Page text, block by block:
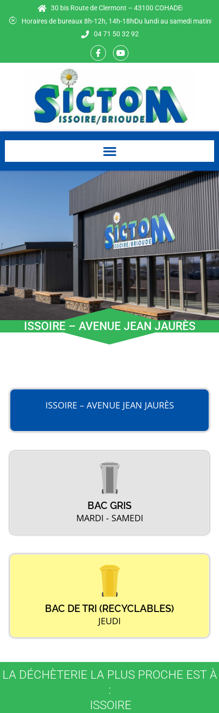
30 bis Route de Clermont – 43100 COHADE
Horaires de bureaux 8h-12h, 14h-18hDu lundi au samedi matin
04 71 50 32 92
ISSOIRE – AVENUE JEAN JAURÈS
ISSOIRE – AVENUE JEAN JAURÈS
BAC GRIS
MARDI - SAMEDI
BAC DE TRI (RECYCLABLES)
JEUDI
LA DÉCHÈTERIE LA PLUS PROCHE EST À
:
ISSOIRE